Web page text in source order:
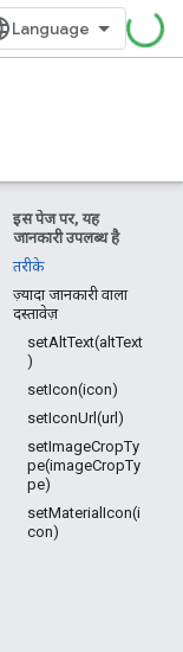
इस पेज पर, यह
जानकारी उपलब्ध है
तरीके
ज़्यादा जानकारी वाला
दस्तावेज़
setAltText(altText
)
setIcon(icon)
setIconUrl(url)
setImageCropTy
pe(imageCropTy
pe)
setMaterialIcon(i
con)